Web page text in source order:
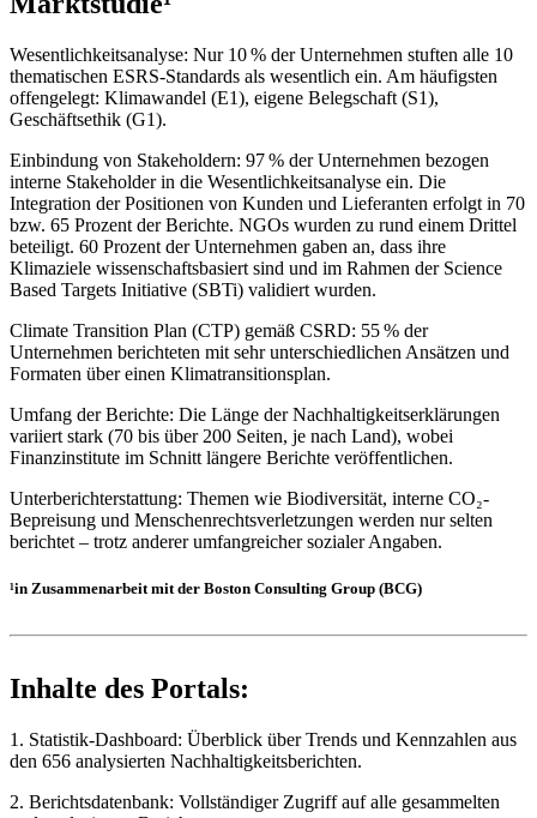
Wesentlichkeitsanalyse: Nur 10 % der Unternehmen stuften alle 10
thematischen ESRS-Standards als wesentlich ein. Am häufigsten
offengelegt: Klimawandel (E1), eigene Belegschaft (S1),
Geschäftsethik (G1).
Einbindung von Stakeholdern: 97 % der Unternehmen bezogen
interne Stakeholder in die Wesentlichkeitsanalyse ein. Die
Integration der Positionen von Kunden und Lieferanten erfolgt in 70
bzw. 65 Prozent der Berichte. NGOs wurden zu rund einem Drittel
beteiligt. 60 Prozent der Unternehmen gaben an, dass ihre
Klimaziele wissenschaftsbasiert sind und im Rahmen der Science
Based Targets Initiative (SBTi) validiert wurden.
Climate Transition Plan (CTP) gemäß CSRD: 55 % der
Unternehmen berichteten mit sehr unterschiedlichen Ansätzen und
Formaten über einen Klimatransitionsplan.
Umfang der Berichte: Die Länge der Nachhaltigkeitserklärungen
variiert stark (70 bis über 200 Seiten, je nach Land), wobei
Finanzinstitute im Schnitt längere Berichte veröffentlichen.
Unterberichterstattung: Themen wie Biodiversität, interne CO₂-
Bepreisung und Menschenrechtsverletzungen werden nur selten
berichtet – trotz anderer umfangreicher sozialer Angaben.
¹in Zusammenarbeit mit der Boston Consulting Group (BCG)
Inhalte des Portals:
1. Statistik-Dashboard: Überblick über Trends und Kennzahlen aus
den 656 analysierten Nachhaltigkeitsberichten.
2. Berichtsdatenbank: Vollständiger Zugriff auf alle gesammelten